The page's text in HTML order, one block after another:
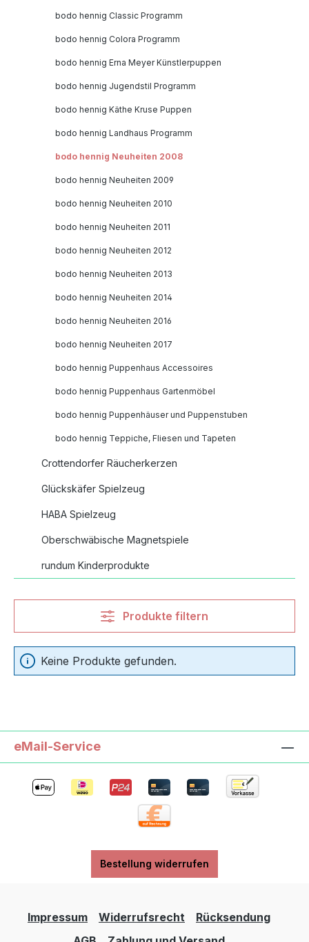
bodo hennig Classic Programm
bodo hennig Colora Programm
bodo hennig Erna Meyer Künstlerpuppen
bodo hennig Jugendstil Programm
bodo hennig Käthe Kruse Puppen
bodo hennig Landhaus Programm
bodo hennig Neuheiten 2008
bodo hennig Neuheiten 2009
bodo hennig Neuheiten 2010
bodo hennig Neuheiten 2011
bodo hennig Neuheiten 2012
bodo hennig Neuheiten 2013
bodo hennig Neuheiten 2014
bodo hennig Neuheiten 2016
bodo hennig Neuheiten 2017
bodo hennig Puppenhaus Accessoires
bodo hennig Puppenhaus Gartenmöbel
bodo hennig Puppenhäuser und Puppenstuben
bodo hennig Teppiche, Fliesen und Tapeten
Crottendorfer Räucherkerzen
Glückskäfer Spielzeug
HABA Spielzeug
Oberschwäbische Magnetspiele
rundum Kinderprodukte
Produkte filtern
Keine Produkte gefunden.
eMail-Service
Bestellung widerrufen
Impressum Widerrufsrecht
Rücksendung